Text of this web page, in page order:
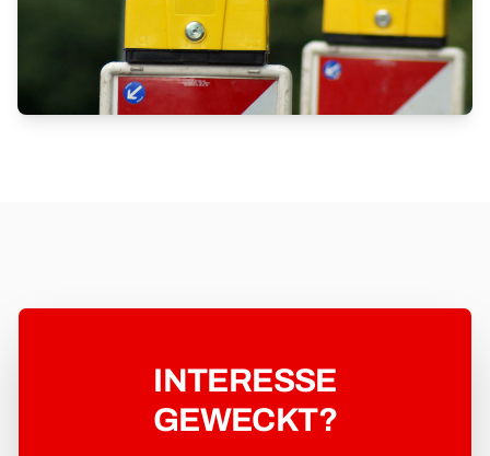
INTERESSE
GEWECKT?